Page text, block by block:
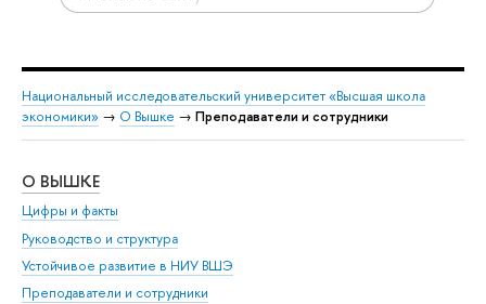
Национальный исследовательский университет «Высшая школа
экономики» → О Вышке → Преподаватели и сотрудники
О ВЫШКЕ
Цифры и факты
Руководство и структура
Устойчивое развитие в НИУ ВШЭ
Преподаватели и сотрудники